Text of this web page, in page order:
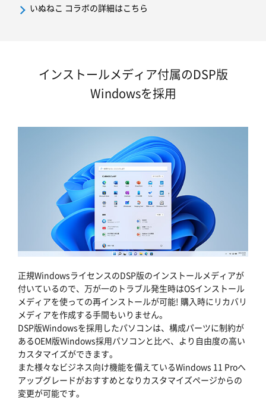
いぬねこ コラボの詳細はこちら
インストールメディア付属のDSP版
Windowsを採用
正規WindowsライセンスのDSP版のインストールメディアが
付いているので、万が一のトラブル発生時はOSインストール
メディアを使っての再インストールが可能! 購入時にリカバリ
メディアを作成する手間もいりません。
DSP版Windowsを採用したパソコンは、構成パーツに制約が
あるOEM版Windows採用パソコンと比べ、より自由度の高い
カスタマイズができます。
また様々なビジネス向け機能を備えているWindows 11 Proへ
アップグレードがおすすめとなりカスタマイズページからの
変更が可能です。